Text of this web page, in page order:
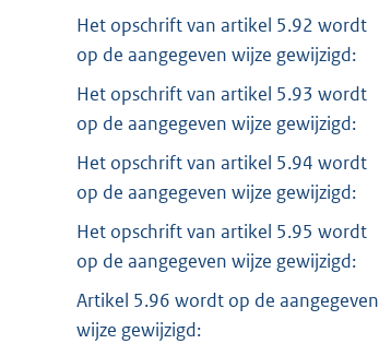
Het opschrift van artikel 5.92 wordt
op de aangegeven wijze gewijzigd:
Het opschrift van artikel 5.93 wordt
op de aangegeven wijze gewijzigd:
Het opschrift van artikel 5.94 wordt
op de aangegeven wijze gewijzigd:
Het opschrift van artikel 5.95 wordt
op de aangegeven wijze gewijzigd:
Artikel 5.96 wordt op de aangegeven
wijze gewijzigd: